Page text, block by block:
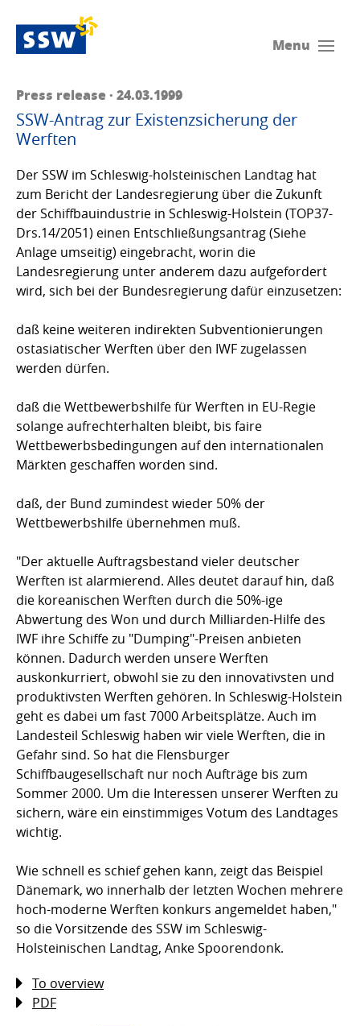
Menu
Press release · 24.03.1999
SSW-Antrag zur Existenzsicherung der
Werften
Der SSW im Schleswig-holsteinischen Landtag hat
zum Bericht der Landesregierung über die Zukunft
der Schiffbauindustrie in Schleswig-Holstein (TOP37-
Drs.14/2051) einen Entschließungsantrag (Siehe
Anlage umseitig) eingebracht, worin die
Landesregierung unter anderem dazu aufgefordert
wird, sich bei der Bundesregierung dafür einzusetzen:
daß keine weiteren indirekten Subventionierungen
ostasiatischer Werften über den IWF zugelassen
werden dürfen.
daß die Wettbewerbshilfe für Werften in EU-Regie
solange aufrechterhalten bleibt, bis faire
Wettbewerbsbedingungen auf den internationalen
Märkten geschaffen worden sind.
daß, der Bund zumindest wieder 50% der
Wettbewerbshilfe übernehmen muß.
"Der aktuelle Auftragsbestand vieler deutscher
Werften ist alarmierend. Alles deutet darauf hin, daß
die koreanischen Werften durch die 50%-ige
Abwertung des Won und durch Milliarden-Hilfe des
IWF ihre Schiffe zu "Dumping"-Preisen anbieten
können. Dadurch werden unsere Werften
auskonkurriert, obwohl sie zu den innovativsten und
produktivsten Werften gehören. In Schleswig-Holstein
geht es dabei um fast 7000 Arbeitsplätze. Auch im
Landesteil Schleswig haben wir viele Werften, die in
Gefahr sind. So hat die Flensburger
Schiffbaugesellschaft nur noch Aufträge bis zum
Sommer 2000. Um die Interessen unserer Werften zu
sichern, wäre ein einstimmiges Votum des Landtages
wichtig.
Wie schnell es schief gehen kann, zeigt das Beispiel
Dänemark, wo innerhalb der letzten Wochen mehrere
hoch-moderne Werften konkurs angemeldet haben,"
so die Vorsitzende des SSW im Schleswig-
Holsteinischen Landtag, Anke Spoorendonk.
To overview
PDF